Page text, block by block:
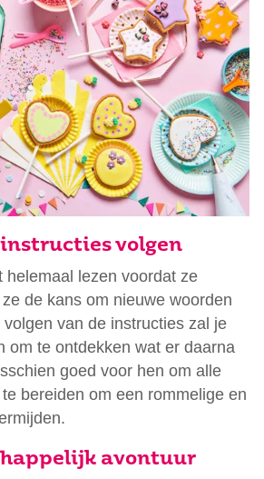
volgen
helemaal lezen voordat ze
de kans om nieuwe woorden
van de instructies zal je
om te ontdekken wat er daarna
goed voor hen om alle
bereiden om een rommelige en
avontuur